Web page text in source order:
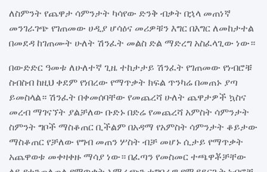
ለስምንት የጨዋታ ሳምንታት ካሳየው ድንቅ ብቃት በኋላ መጠነኛ
መንገራገጭ የገጠመው ሀዲያ ሆሳዕና መሪዎቹን እግር በእግር ለመከታተል
በመደዳ ከገጠሙት ሁለት ሽንፈት መልስ ድል ማድረግ አስፈላጊው ነው።
በውድድር ዓመቱ ለሁለተኛ ጊዜ ተከታታይ ሽንፈት የገጠመው የነብሮቹ
ስብስብ ከዚህ ቀደም የነበረው የማጥቃት ክፍል ጥንካሬ በመጠኑ ያጣ
ይመስላል። ሽንፈት በቀመሰባቸው የመጨረሻ ሁለት ጨዋታዎች ኳስና
መረብ ማገናኘት ያልቻለው ቡድኑ በድሬ የመጨረሻ አምስት ሳምንታት
ስምንት ግቦች ማስቆጠር ቢችልም በአዳማ የአምስት ሳምንታት ቆይታው
ማስቆጠር የቻለው የግብ መጠን ሦስት ብቻ መሆኑ ሲታይ የማጥቃት
አጨዋወቱ መቀዛቀዙ ማሳያ ነው። በፈጣን የመስመር ተጫዋቾቻቸው